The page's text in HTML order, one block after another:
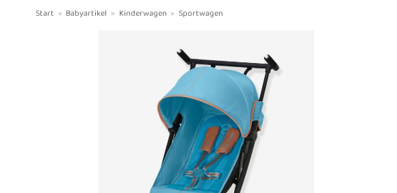
Start » Babyartikel » Kinderwagen » Sportwagen